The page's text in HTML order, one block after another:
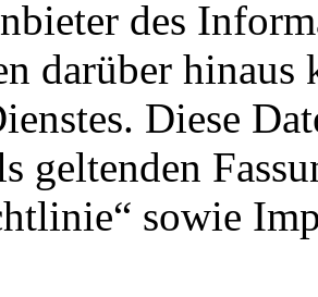
des
darüber
Diese
geltenden
sowie